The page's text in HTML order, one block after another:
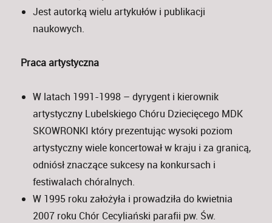
Jest autorką wielu artykułów i publikacji
naukowych.
Praca artystyczna
W latach 1991-1998 – dyrygent i kierownik
artystyczny Lubelskiego Chóru Dziecięcego MDK
SKOWRONKI który prezentując wysoki poziom
artystyczny wiele koncertował w kraju i za granicą,
odniósł znaczące sukcesy na konkursach i
festiwalach chóralnych.
W 1995 roku założyła i prowadziła do kwietnia
2007 roku Chór Cecyliański parafii pw. Św.